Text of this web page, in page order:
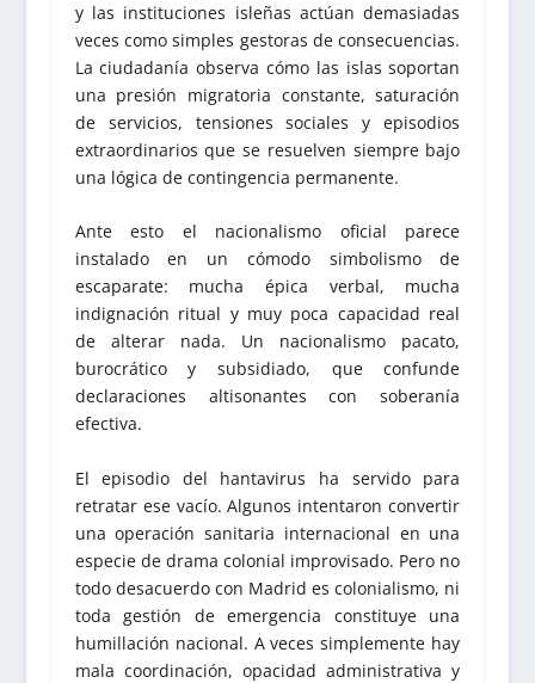
y las instituciones isleñas actúan demasiadas
veces como simples gestoras de consecuencias.
La ciudadanía observa cómo las islas soportan
una presión migratoria constante, saturación
de servicios, tensiones sociales y episodios
extraordinarios que se resuelven siempre bajo
una lógica de contingencia permanente.
Ante esto el nacionalismo oficial parece
instalado en un cómodo simbolismo de
escaparate: mucha épica verbal, mucha
indignación ritual y muy poca capacidad real
de alterar nada. Un nacionalismo pacato,
burocrático y subsidiado, que confunde
declaraciones altisonantes con soberanía
efectiva.
El episodio del hantavirus ha servido para
retratar ese vacío. Algunos intentaron convertir
una operación sanitaria internacional en una
especie de drama colonial improvisado. Pero no
todo desacuerdo con Madrid es colonialismo, ni
toda gestión de emergencia constituye una
humillación nacional. A veces simplemente hay
mala coordinación, opacidad administrativa y